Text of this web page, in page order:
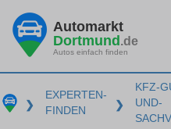
Automarkt
Dortmund.de
Autos einfach finden
❯
EXPERTEN-
FINDEN
❯
KFZ-
UND-